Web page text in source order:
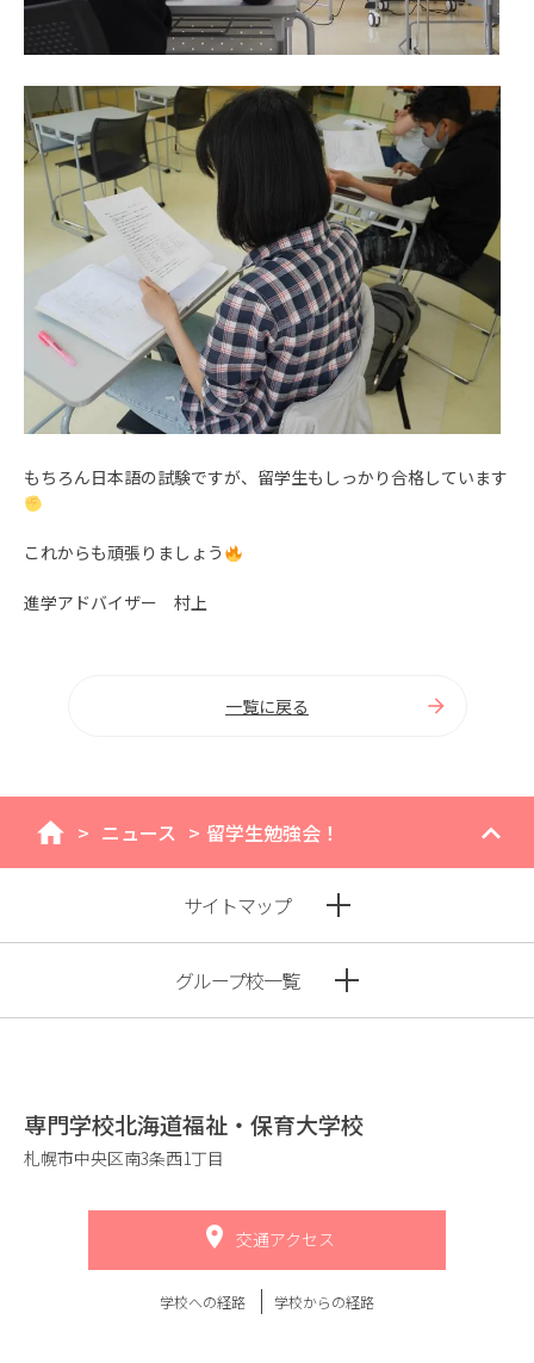
もちろん日本語の試験ですが、留学生もしっかり合格しています
これからも頑張りましょう
進学アドバイザー 村上
一覧に戻る
home
> ニュース > 留学生勉強会！
サイトマップ
グループ校一覧
専門学校北海道福祉・保育大学校
札幌市中央区南3条西1丁目
交通アクセス
学校への経路 学校からの経路